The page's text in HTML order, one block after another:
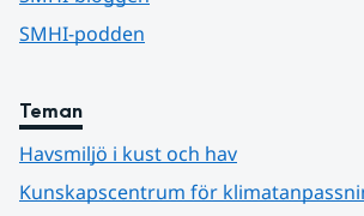
SMHI-podden
Teman
Havsmiljö i kust och hav
Kunskapscentrum för